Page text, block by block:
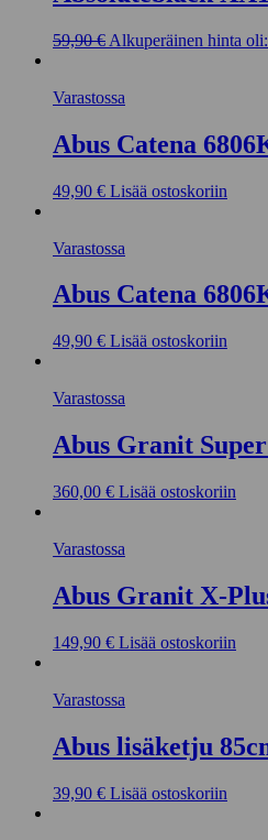
59,90€ Alkuperäinen hinta
Varastossa
Abus Catena
49,90 € Lisää ostoskoriin
Varastossa
Abus Catena
49,90 € Lisää ostoskoriin
Varastossa
Abus Granit
360,00 € Lisää ostoskoriin
Varastossa
Abus Granit X-
149,90 € Lisää ostoskoriin
Varastossa
Abus lisäketju
39,90 € Lisää ostoskoriin